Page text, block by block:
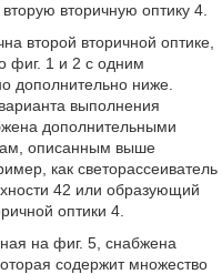
вторичную оптику 4.
второй вторичной оптике,
фиг. 1 и 2 с одним
дополнительно ниже.
выполнения
дополнительными
описанным выше
как светорассеиватель
42 или образующий
оптики 4.
на фиг. 5, снабжена
содержит множество